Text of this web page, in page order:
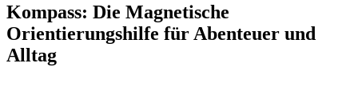
Kompass: Die Magnetische
Orientierungshilfe für Abenteuer und
Alltag